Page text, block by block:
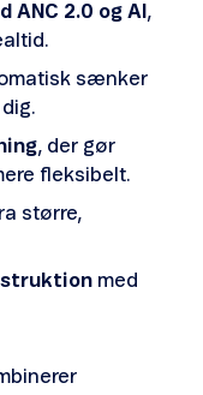
2.0 og AI ,
sænker
, der gør
fleksibelt.
større,
med